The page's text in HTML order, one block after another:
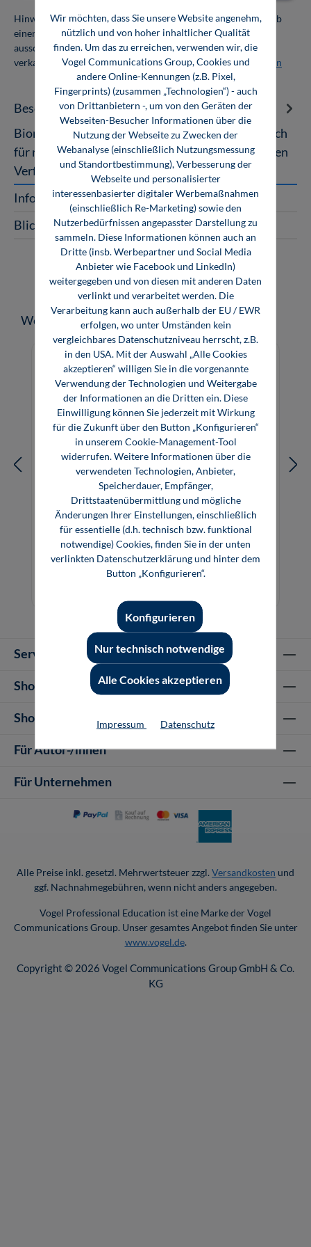
Hinweis: Als Firmenkunde erhalten Sie einen Mengenrabatt ab
einer Abnahmemenge von 10 Exemplaren. Die Bücher dürfen
ausschließlich für den Eigenbedarf genutzt und nicht weiter
verkauft werden. Weitere Informationen unterFirmenlizenzen
Beschreibung
Bionik in der Strukturoptimierung Praxishandbuch
für ressourceneffizienten Leichtbau Mit bionischen
Verfahren lassen sich Ba…Mehr
InfoClick
Blick ins Buch
Produktgalerie überspringen
Weitere Medien zum Thema
Bionik: Natur – Technologie –
Transformation
Service-Hotline
Shop Informationen
Shop-Service
Für Autor-/innen
Für Unternehmen
Alle Preise inkl. gesetzl. Mehrwertsteuer zzgl. Versandkosten und
ggf. Nachnahmegebühren, wenn nicht anders angegeben.
Vogel Professional Education ist eine Marke der Vogel
Communications Group. Unser gesamtes Angebot finden Sie unter
www.vogel.de.
Copyright © 2026 Vogel Communications Group GmbH & Co.
KG
Wir möchten, dass Sie unsere Website angenehm,
nützlich und von hoher inhaltlicher Qualität
finden. Um das zu erreichen, verwenden wir, die
Vogel Communications Group, Cookies und
andere Online-Kennungen (z.B. Pixel,
Fingerprints) (zusammen „Technologien“) - auch
von Drittanbietern -, um von den Geräten der
Webseiten-Besucher Informationen über die
Nutzung der Webseite zu Zwecken der
Webanalyse (einschließlich Nutzungsmessung
und Standortbestimmung), Verbesserung der
Webseite und personalisierter
interessenbasierter digitaler Werbemaßnahmen
(einschließlich Re-Marketing) sowie den
Nutzerbedürfnissen angepasster Darstellung zu
sammeln. Diese Informationen können auch an
Dritte (insb. Werbepartner und Social Media
Anbieter wie Facebook und LinkedIn)
weitergegeben und von diesen mit anderen Daten
verlinkt und verarbeitet werden. Die
Verarbeitung kann auch außerhalb der EU / EWR
erfolgen, wo unter Umständen kein
vergleichbares Datenschutzniveau herrscht, z.B.
in den USA. Mit der Auswahl „Alle Cookies
akzeptieren“ willigen Sie in die vorgenannte
Verwendung der Technologien und Weitergabe
der Informationen an die Dritten ein. Diese
Einwilligung können Sie jederzeit mit Wirkung
für die Zukunft über den Button „Konfigurieren“
in unserem Cookie-Management-Tool
widerrufen. Weitere Informationen über die
verwendeten Technologien, Anbieter,
Speicherdauer, Empfänger,
Drittstaatenübermittlung und mögliche
Änderungen Ihrer Einstellungen, einschließlich
für essentielle (d.h. technisch bzw. funktional
notwendige) Cookies, finden Sie in der unten
verlinkten Datenschutzerklärung und hinter dem
Button „Konfigurieren“.
Nur technisch notwendige
Konfigurieren
Alle Cookies akzeptieren
Impressum Datenschutz